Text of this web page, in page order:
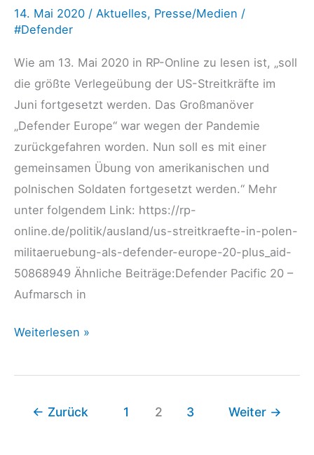
14. Mai 2020 / Aktuelles, Presse/Medien /
#Defender
Wie am 13. Mai 2020 in RP-Online zu lesen ist, „soll
die größte Verlegeübung der US-Streitkräfte im
Juni fortgesetzt werden. Das Großmanöver
„Defender Europe“ war wegen der Pandemie
zurückgefahren worden. Nun soll es mit einer
gemeinsamen Übung von amerikanischen und
polnischen Soldaten fortgesetzt werden.“ Mehr
unter folgendem Link: https://rp-
online.de/politik/ausland/us-streitkraefte-in-polen-
militaeruebung-als-defender-europe-20-plus_aid-
50868949 Ähnliche Beiträge:Defender Pacific 20 –
Aufmarsch in
Militärübung
USA
„Defender-
Weiterlesen »
← Zurück 1 2 3 Weiter →